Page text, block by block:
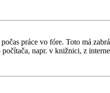
práce vo fóre. Toto má
napr. v knižnici, z